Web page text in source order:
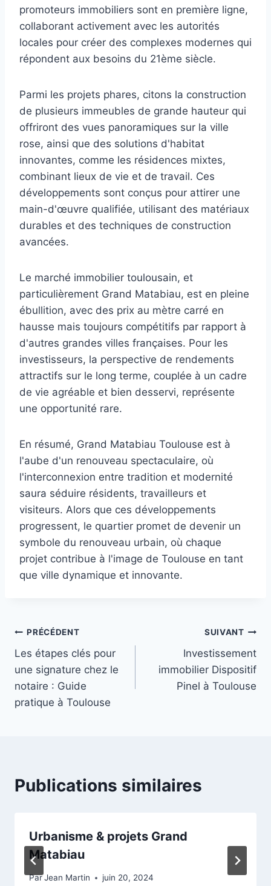
promoteurs immobiliers sont en première ligne,
collaborant activement avec les autorités
locales pour créer des complexes modernes qui
répondent aux besoins du 21ème siècle.
Parmi les projets phares, citons la construction
de plusieurs immeubles de grande hauteur qui
offriront des vues panoramiques sur la ville
rose, ainsi que des solutions d'habitat
innovantes, comme les résidences mixtes,
combinant lieux de vie et de travail. Ces
développements sont conçus pour attirer une
main-d'œuvre qualifiée, utilisant des matériaux
durables et des techniques de construction
avancées.
Le marché immobilier toulousain, et
particulièrement Grand Matabiau, est en pleine
ébullition, avec des prix au mètre carré en
hausse mais toujours compétitifs par rapport à
d'autres grandes villes françaises. Pour les
investisseurs, la perspective de rendements
attractifs sur le long terme, couplée à un cadre
de vie agréable et bien desservi, représente
une opportunité rare.
En résumé, Grand Matabiau Toulouse est à
l'aube d'un renouveau spectaculaire, où
l'interconnexion entre tradition et modernité
saura séduire résidents, travailleurs et
visiteurs. Alors que ces développements
progressent, le quartier promet de devenir un
symbole du renouveau urbain, où chaque
projet contribue à l'image de Toulouse en tant
que ville dynamique et innovante.
Navigation
de
l’article
PRÉCÉDENT
Les étapes clés pour
une signature chez le
notaire : Guide
pratique à Toulouse
SUIVANT
Investissement
immobilier Dispositif
Pinel à Toulouse
Publications similaires
Urbanisme & projets Grand
Matabiau
ParJean Martin juin 20, 2024